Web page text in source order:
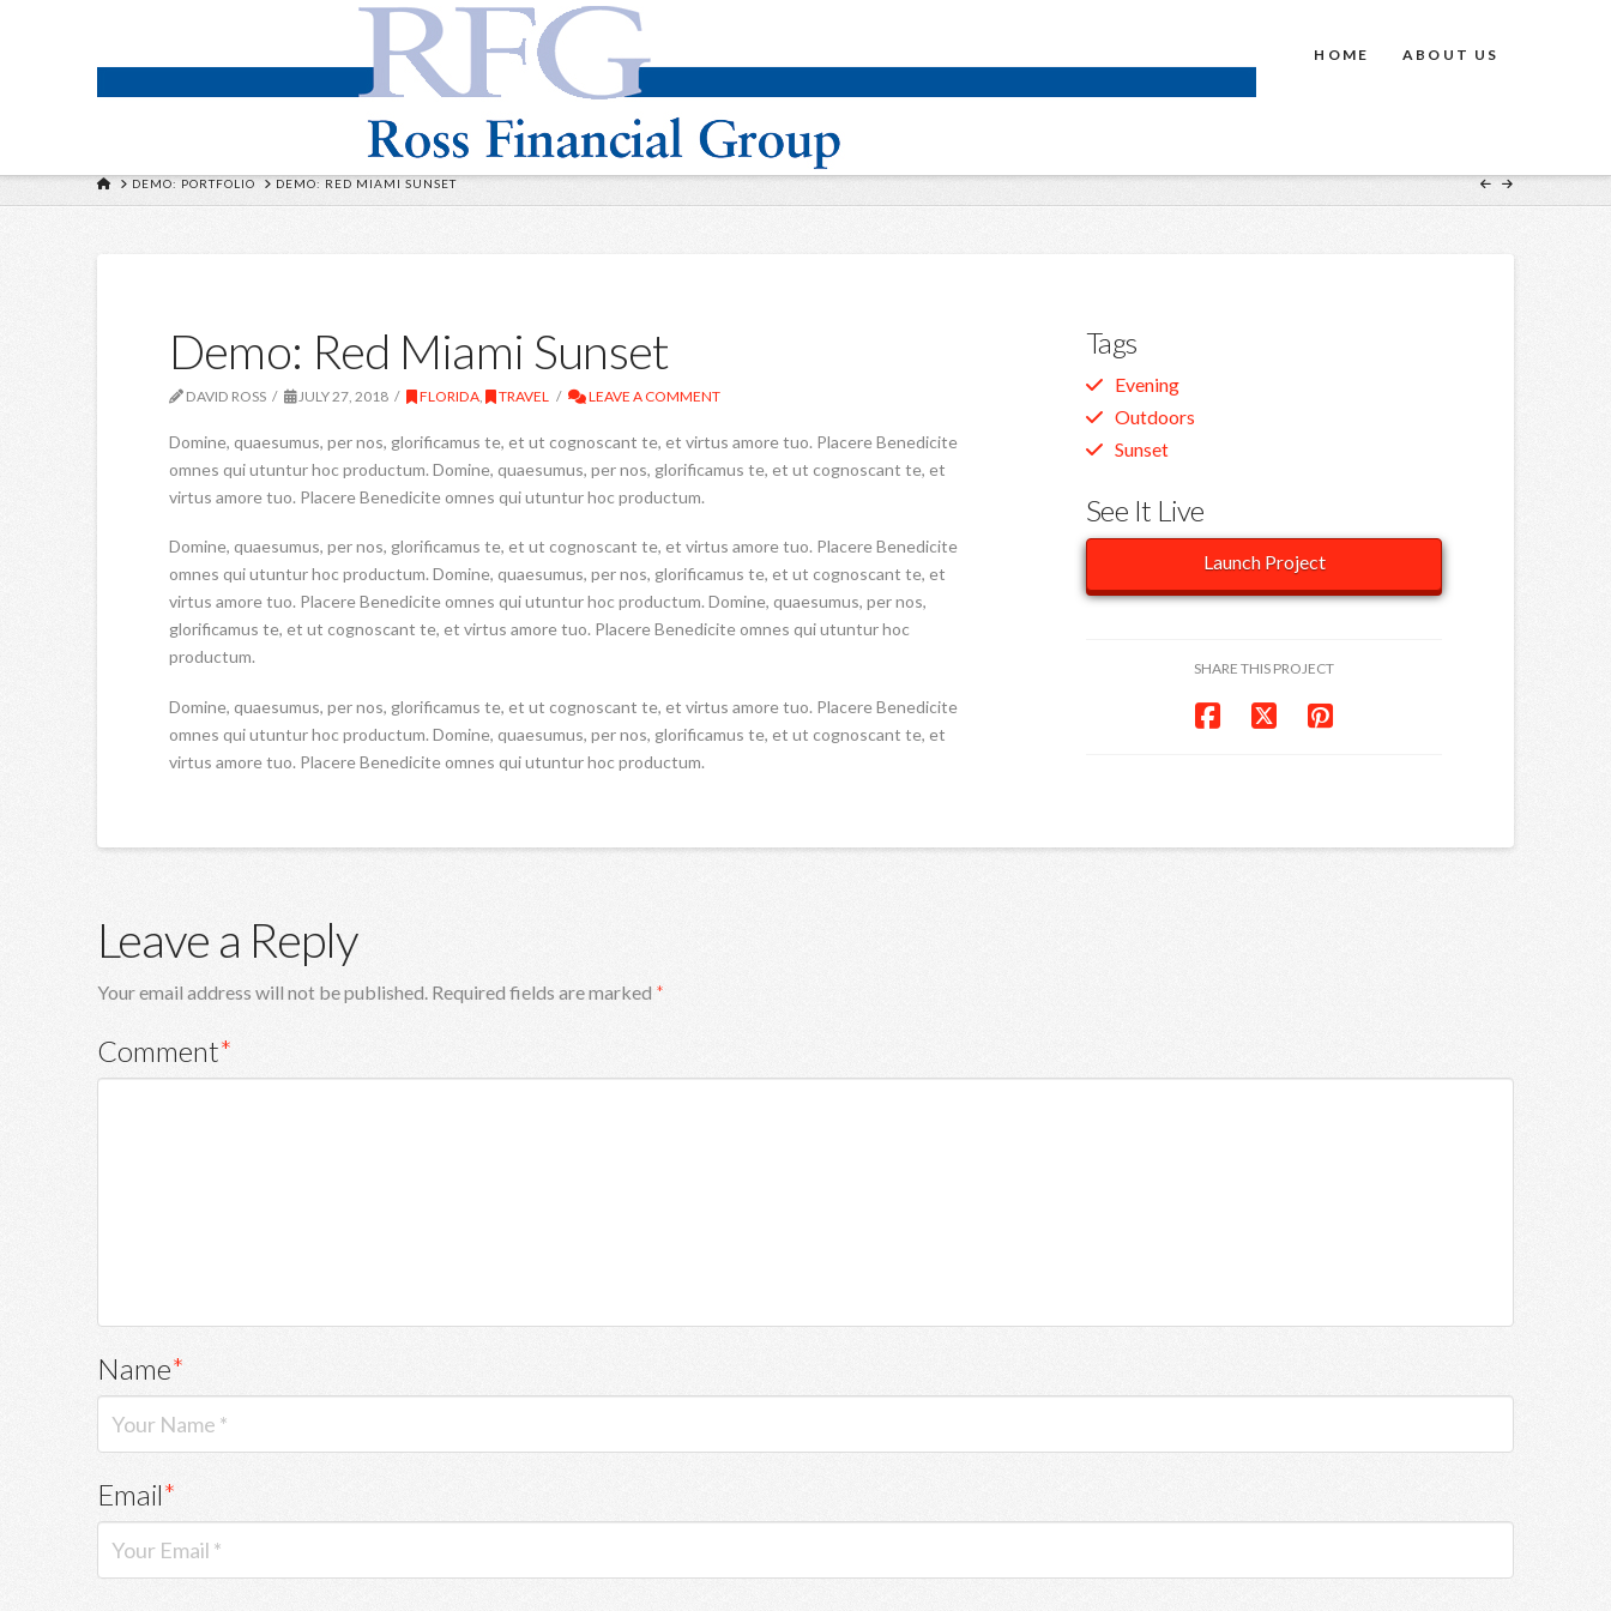
HOME ABOUT US
HOMEDEMO: PORTFOLIO DEMO: RED MIAMI SUNSET
Demo: Red Miami Sunset
DAVID ROSS JULY 27, 2018 FLORIDA , TRAVEL LEAVE A COMMENT
Domine, quaesumus, per nos, glorificamus te, et ut cognoscant te, et virtus amore tuo. Placere Benedicite
omnes qui utuntur hoc productum. Domine, quaesumus, per nos, glorificamus te, et ut cognoscant te, et
virtus amore tuo. Placere Benedicite omnes qui utuntur hoc productum.
Domine, quaesumus, per nos, glorificamus te, et ut cognoscant te, et virtus amore tuo. Placere Benedicite
omnes qui utuntur hoc productum. Domine, quaesumus, per nos, glorificamus te, et ut cognoscant te, et
virtus amore tuo. Placere Benedicite omnes qui utuntur hoc productum. Domine, quaesumus, per nos,
glorificamus te, et ut cognoscant te, et virtus amore tuo. Placere Benedicite omnes qui utuntur hoc
productum.
Domine, quaesumus, per nos, glorificamus te, et ut cognoscant te, et virtus amore tuo. Placere Benedicite
omnes qui utuntur hoc productum. Domine, quaesumus, per nos, glorificamus te, et ut cognoscant te, et
virtus amore tuo. Placere Benedicite omnes qui utuntur hoc productum.
Tags
Evening
Outdoors
Sunset
See It Live
Launch Project
SHARE THIS PROJECT
Leave a Reply
Your email address will not be published. Required fields are marked *
Comment*
Name*
Email*